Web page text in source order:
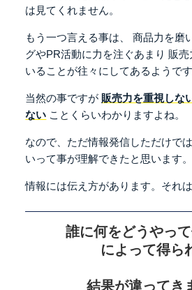
は見てくれません。
もう一つ言える事は、 商品力を磨
グやPR活動に力を注ぐあまり 販売
いることが往々にしてあるようです
当然の事ですが 販売力を重視しな
ない ことくらいわかりますよね。
なので、ただ情報発信しただけでは
いって事が理解できたと思います。
情報には伝え方があります。それは
誰に何をどうやっ
によって得ら
結果が違ってき